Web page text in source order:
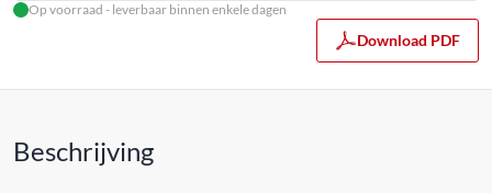
Op voorraad - leverbaar binnen enkele dagen
Download PDF
Beschrijving